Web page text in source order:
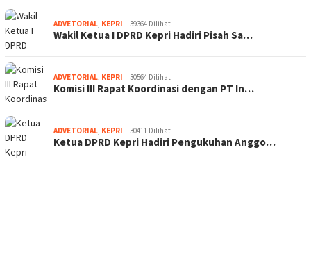
ADVETORIAL, KEPRI 39364 Dilihat
Wakil Ketua I DPRD Kepri Hadiri Pisah Sa…
ADVETORIAL, KEPRI 30564 Dilihat
Komisi III Rapat Koordinasi dengan PT In…
ADVETORIAL, KEPRI 30411 Dilihat
Ketua DPRD Kepri Hadiri Pengukuhan Anggo…